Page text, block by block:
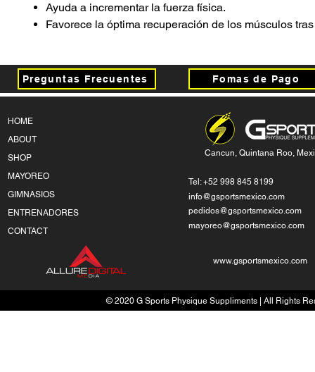
Ayuda a incrementar la fuerza física.
Favorece la óptima recuperación de los músculos
Preguntas Frecuentes Fomas de Pago
HOME
ABOUT
SHOP
MAYOREO
GIMNASIOS
ENTRENADORES
CONTACT
Cancun, Quintana Roo,
Tel: +52 998 845 8199
info@gsportsmexico.com
pedidos@gsportsmexico.com
mayoreo@gsportsmexico.com
www.gsportsmexico.com
© 2020 G Sports Physique Suppliments | All Rights